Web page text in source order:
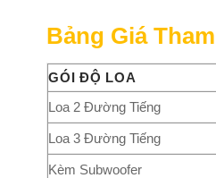
Bảng Giá
GÓI ĐỘ LOA
Loa 2 Đường Tiếng
Loa 3 Đường Tiếng
Kèm Subwoofer